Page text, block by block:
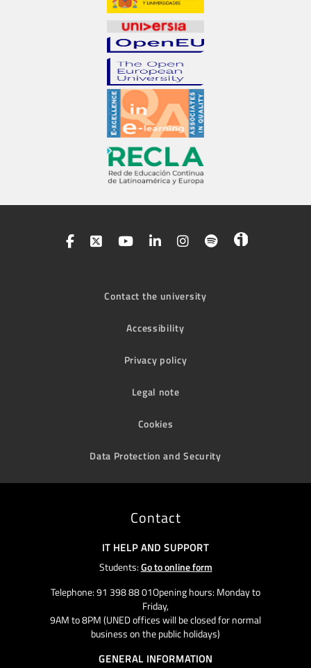
Contact the university
Accessibility
Privacy policy
Legal note
Cookies
Data Protection and Security
Contact
IT HELP AND SUPPORT
Students:Go to online form
Telephone: 91 398 88 01Opening hours: Monday to
Friday,
9AM to 8PM (UNED offices will be closed for normal
business on the public holidays)
GENERAL INFORMATION